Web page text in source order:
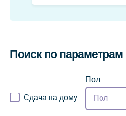
Поиск по параметрам
Сдача на дому
Пол
Пол